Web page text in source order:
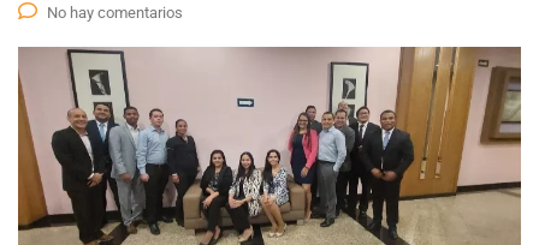
No hay comentarios